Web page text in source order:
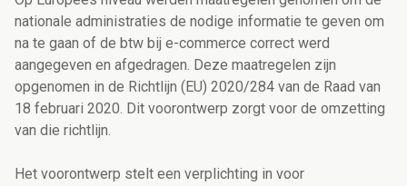
nationale administraties de nodige informatie te geven om
na te gaan of de btw bij e-commerce correct werd
aangegeven en afgedragen. Deze maatregelen zijn
opgenomen in de Richtlijn (EU) 2020/284 van de Raad van
18 februari 2020. Dit voorontwerp zorgt voor de omzetting
van die richtlijn.
Het voorontwerp stelt een verplichting in voor